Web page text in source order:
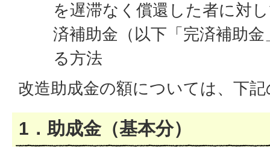
を遅滞なく償還した者に対
済補助金（以下「完済補助
る方法
改造助成金の額については、下
1．助成金（基本分）